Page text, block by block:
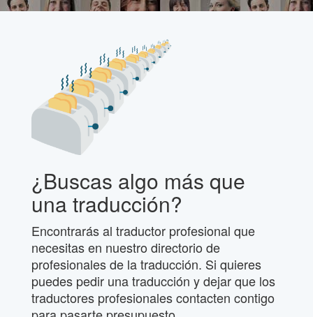
¿Buscas algo más que
una traducción?
Encontrarás al traductor profesional que
necesitas en nuestro directorio de
profesionales de la traducción. Si quieres
puedes pedir una traducción y dejar que los
traductores profesionales contacten contigo